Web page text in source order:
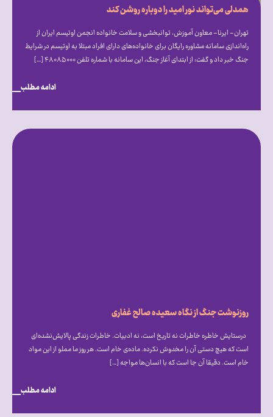
همدلی می‌تواند نور امید را دوباره روشن کند
تهران- ایرنا- معاون آموزش، توانبخشی و سلامت خانواده انجمن اوتیسم ایران از
راه‌اندازی سامانه مشاوره رایگان برای خانواده‌های دارای افراد مبتلا به اوتیسم در شرایط
جنگ خبر داد و گفت: از ابتدای آغاز جنگ، این سامانه با شماره تلفن ۴۸۰۸۵۰۰۰ […]
ادامه مطلب
روزنوشت جنگ از نگاه سعیده صالح غفاری
درستایش خاطره خاطرات نه تاریخ است، نه ادبیات. خاطرات زندگی پالایش‌نشده‌ای
است که هیچ دستی آن را مخدوش نکرده. ماده‌ی خام است. هر روز ما مملو از این مواد
خام است. دقیقا آن جا است که با انسان‌ها مواجه […]
ادامه مطلب